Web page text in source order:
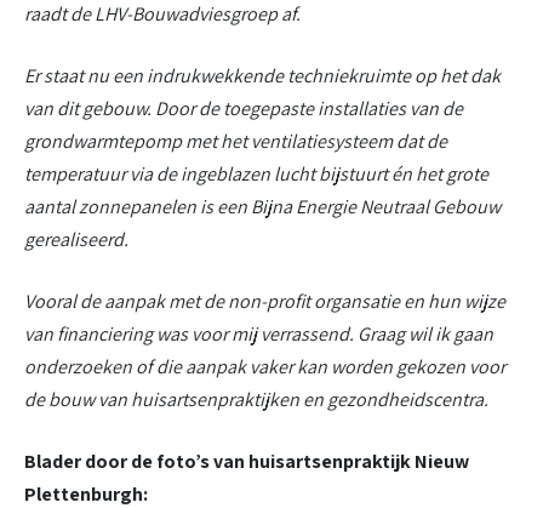
raadt de LHV-Bouwadviesgroep af.
Er staat nu een indrukwekkende techniekruimte op het dak
van dit gebouw. Door de toegepaste installaties van de
grondwarmtepomp met het ventilatiesysteem dat de
temperatuur via de ingeblazen lucht bijstuurt én het grote
aantal zonnepanelen is een Bijna Energie Neutraal Gebouw
gerealiseerd.
Vooral de aanpak met de non-profit organsatie en hun wijze
van financiering was voor mij verrassend. Graag wil ik gaan
onderzoeken of die aanpak vaker kan worden gekozen voor
de bouw van huisartsenpraktijken en gezondheidscentra.
Blader door de foto’s van huisartsenpraktijk Nieuw
Plettenburgh: